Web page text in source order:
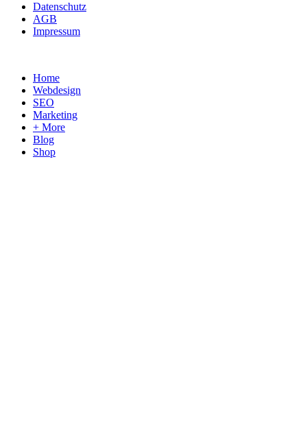
Datenschutz
AGB
Impressum
Home
Webdesign
SEO
Marketing
+ More
Blog
Shop